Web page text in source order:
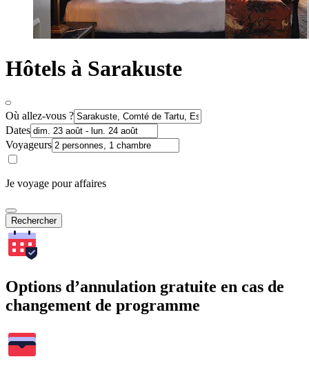
Hôtels à Sarakuste
Où allez-vous ?
Dates
Voyageurs
Je voyage pour affaires
Rechercher
Options d’annulation gratuite en cas de
changement de programme